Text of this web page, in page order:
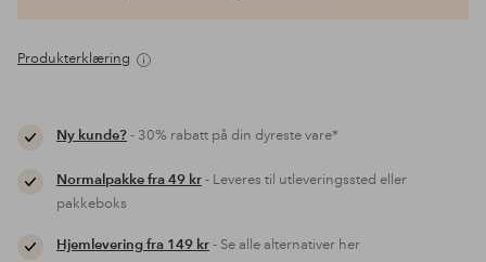
Produkterklæring
Ny kunde?- 30% rabatt på din dyreste vare*
Normalpakke fra 49 kr- Leveres til utleveringssted eller
pakkeboks
Hjemlevering fra 149 kr- Se alle alternativer her